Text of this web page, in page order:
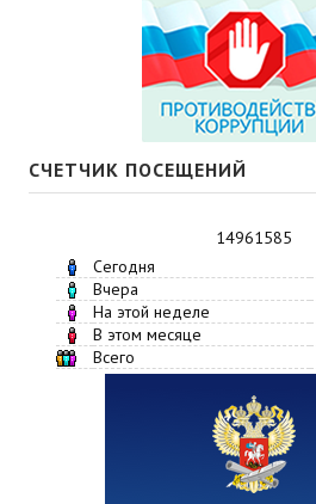
СЧЕТЧИК ПОСЕЩЕНИЙ
14961585
Сегодня
Вчера
На этой неделе
В этом месяце
Всего